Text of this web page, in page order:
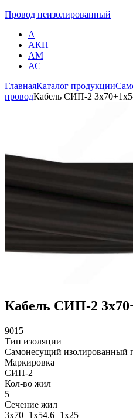
Провод неизолированный
А
АКП
АМ
АС
ГлавнаяКаталог продукции
проводКабель СИП-2
Кабель СИП-2
9015
Тип изоляции
Самонесущий изолированный
Маркировка
СИП-2
Кол-во жил
5
Сечение жил
3х70+1х54.6+1х25